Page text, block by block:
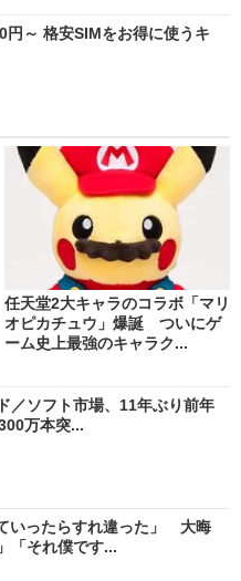
円～ 格安SIMをお得に使うキ
任天堂2大キャラのコラボ「マリ
オピカチュウ」爆誕 ついにゲ
ーム史上最強のキャラク...
／ソフト市場、11年ぶり前年
万本突...
いったらすれ違った」 大晦
「それ僕です...